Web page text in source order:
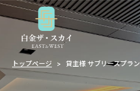
トップページ 貸主様 サブリースプラン